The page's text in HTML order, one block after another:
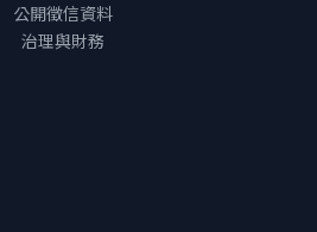
公開徵信資料
治理與財務